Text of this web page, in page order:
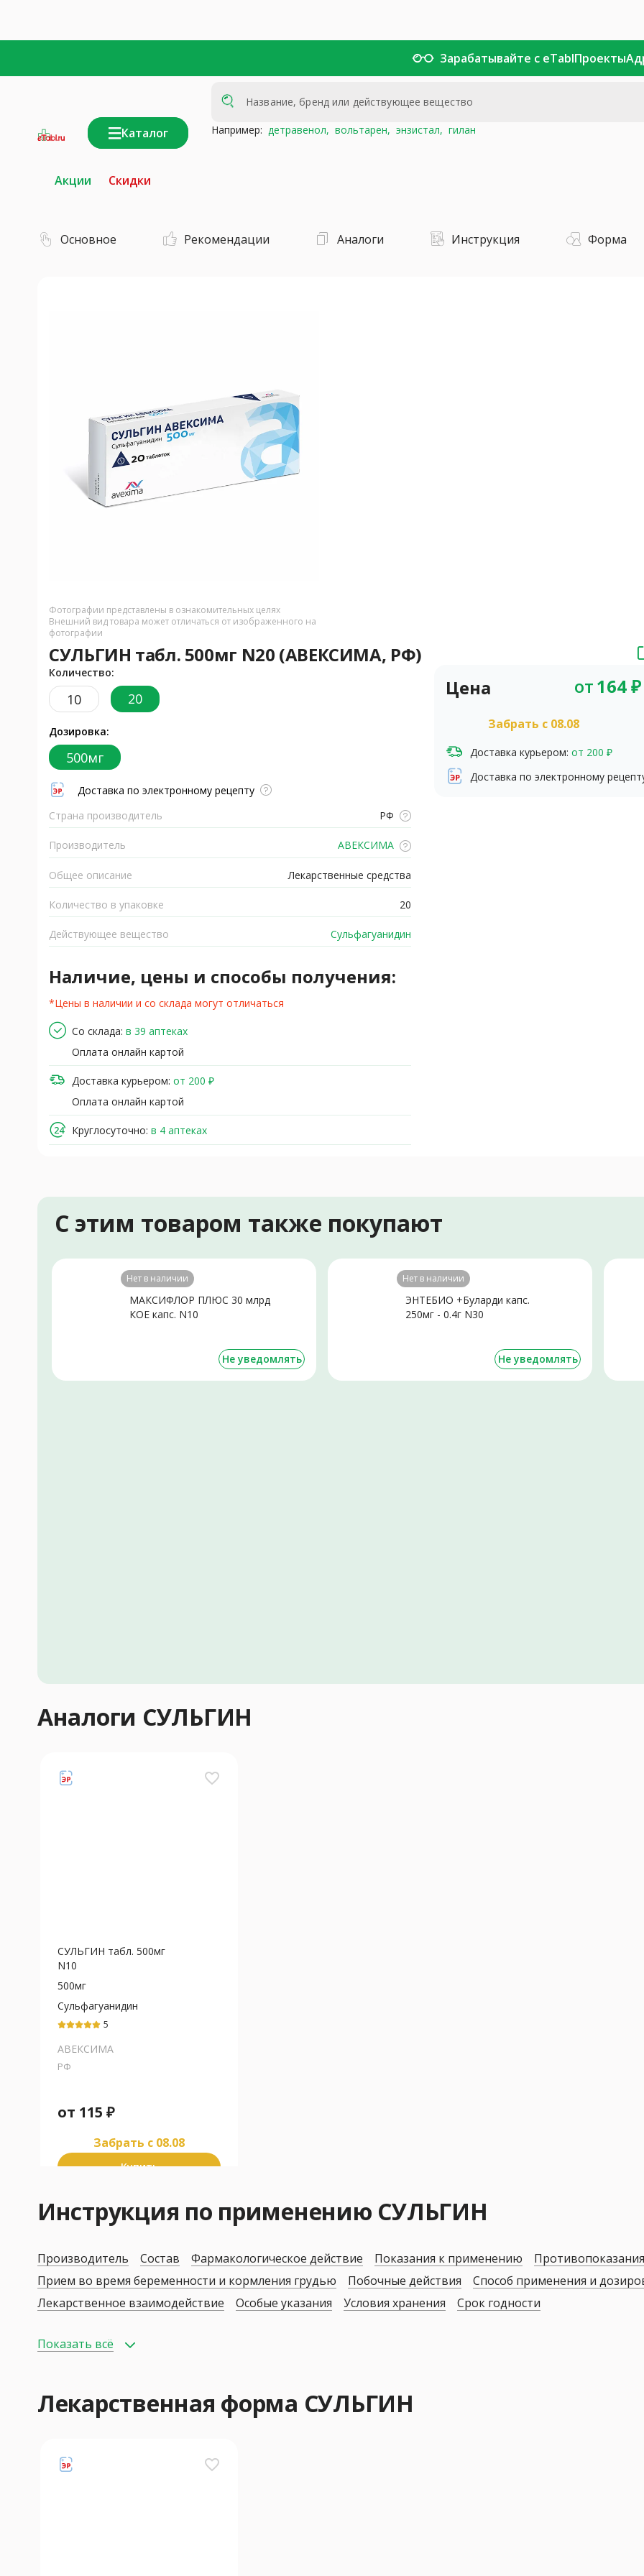
Зарабатывайте с eTablПроекты
Каталог Например: детравенол, вольтарен, энзистал, гилан
Акции Скидки
Основное Рекомендации Аналоги Инструкция Форма
Фотографии представлены в ознакомительных целях
Внешний вид товара может отличаться от изображенного на
фотографии
СУЛЬГИН табл. 500мг N20 (АВЕКСИМА, РФ)
Количество:
10 20
Дозировка:
500мг
Доставка по электронному рецепту
Страна производитель
РФ
Производитель АВЕКСИМА
Общее описание Лекарственные средства
Количество в упаковке 20
Действующее вещество Сульфагуанидин
Наличие, цены и способы получения:
*Цены в наличии и со склада могут отличаться
Со склада: в 39 аптеках
Оплата онлайн картой
Доставка курьером: от 200 ₽
Оплата онлайн картой
Круглосуточно: в 4 аптеках
Цена от164₽
Забрать c 08.08
Доставка курьером: от 200 ₽
Доставка по электронному
С этим товаром также покупают
Нет в наличии
МАКСИФЛОР ПЛЮС 30 млрд
КОЕ капс. N10
Не уведомлять
Нет в наличии
ЭНТЕБИО +Буларди капс.
250мг - 0.4г N30
Не уведомлять
Аналоги СУЛЬГИН
favorite_border
СУЛЬГИН табл. 500мг
N10
500мг
Сульфагуанидин
5
АВЕКСИМА
РФ
от 115 ₽
Забрать c 08.08
Купить
Инструкция по применению СУЛЬГИН
Производитель Состав Фармакологическое действие Показания к применению
Противопоказания
Прием во время беременности и кормления грудью
Побочные действия Способ применения и
Лекарственное взаимодействие
Особые указания Условия хранения Срок годности
Показать всё
Лекарственная форма СУЛЬГИН
favorite_border